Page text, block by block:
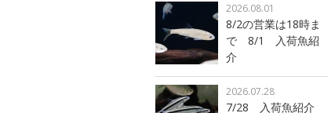
8/2の営業は18時ま
で 8/1 入荷魚紹
介
2026.08.01
7/28 入荷魚紹介
2026.07.28